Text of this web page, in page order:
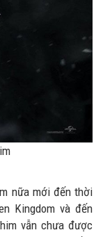
nữa mới đến thời
Kingdom và đến
vẫn chưa được